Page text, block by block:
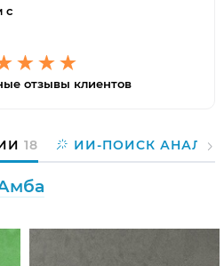
с
отзывы клиентов
18 ИИ-ПОИСК